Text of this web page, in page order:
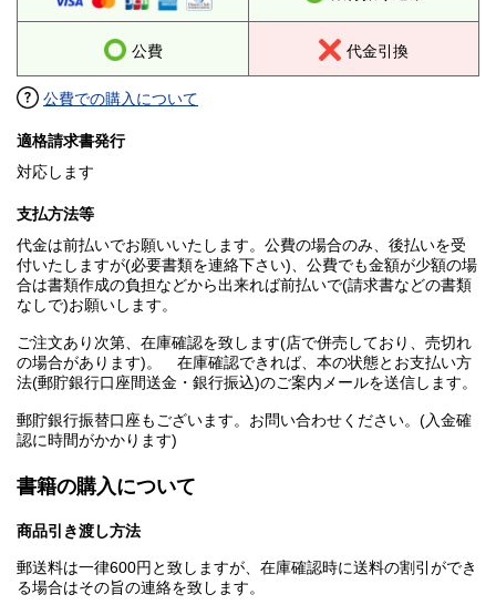
公費 代金引換
公費での購入について
適格請求書発行
対応します
支払方法等
代金は前払いでお願いいたします。公費の場合のみ、後払いを受
付いたしますが(必要書類を連絡下さい)、公費でも金額が少額の場
合は書類作成の負担などから出来れば前払いで(請求書などの書類
なしで)お願いします。
ご注文あり次第、在庫確認を致します(店で併売しており、売切れ
の場合があります)。 在庫確認できれば、本の状態とお支払い方
法(郵貯銀行口座間送金・銀行振込)のご案内メールを送信します。
郵貯銀行振替口座もございます。お問い合わせください。(入金確
認に時間がかかります)
書籍の購入について
商品引き渡し方法
郵送料は一律600円と致しますが、在庫確認時に送料の割引ができ
る場合はその旨の連絡を致します。